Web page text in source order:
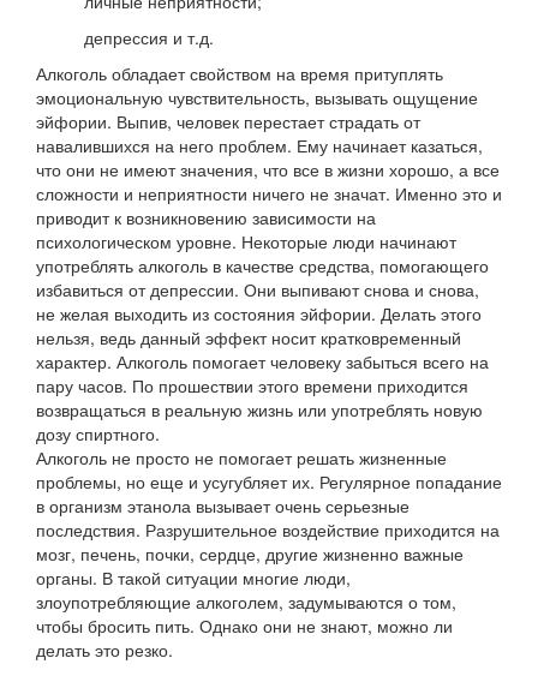
депрессия и т.д.
Алкоголь обладает свойством на время притуплять
эмоциональную чувствительность, вызывать ощущение
эйфории. Выпив, человек перестает страдать от
навалившихся на него проблем. Ему начинает казаться,
что они не имеют значения, что все в жизни хорошо, а все
сложности и неприятности ничего не значат. Именно это и
приводит к возникновению зависимости на
психологическом уровне. Некоторые люди начинают
употреблять алкоголь в качестве средства, помогающего
избавиться от депрессии. Они выпивают снова и снова,
не желая выходить из состояния эйфории. Делать этого
нельзя, ведь данный эффект носит кратковременный
характер. Алкоголь помогает человеку забыться всего на
пару часов. По прошествии этого времени приходится
возвращаться в реальную жизнь или употреблять новую
дозу спиртного.
Алкоголь не просто не помогает решать жизненные
проблемы, но еще и усугубляет их. Регулярное попадание
в организм этанола вызывает очень серьезные
последствия. Разрушительное воздействие приходится на
мозг, печень, почки, сердце, другие жизненно важные
органы. В такой ситуации многие люди,
злоупотребляющие алкоголем, задумываются о том,
чтобы бросить пить. Однако они не знают, можно ли
делать это резко.